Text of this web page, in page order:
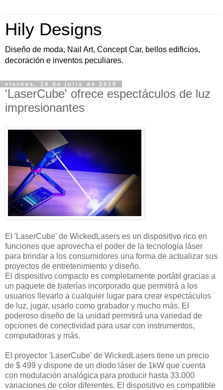
Hily Designs
Diseño de moda, Nail Art, Concept Car, bellos edificios,
decoración e inventos peculiares.
viernes, 19 de julio de 2019
'LaserCube' ofrece espectáculos de luz
impresionantes
El 'LaserCube' de WickedLasers es un dispositivo rico en
funciones que aprovecha el poder de la tecnología láser
para brindar a los consumidores una forma de actualizar sus
proyectos de entretenimiento y diseño.
El dispositivo compacto es completamente portátil gracias a
un paquete de baterías incorporado que permitirá a los
usuarios llevarlo a cualquier lugar para crear espectáculos
de luz, jugar, usarlo como grabador y mucho más. El
poderoso diseño de la unidad permitirá una variedad de
opciones de conectividad para usar con instrumentos,
computadoras y más.
El proyector 'LaserCube' de WickedLasers tiene un precio
de $ 499 y dispone de un diodo láser de 1kW que cuenta
con modulación analógica para producir hasta 33.000
variaciones de color diferentes. El dispositivo es compatible